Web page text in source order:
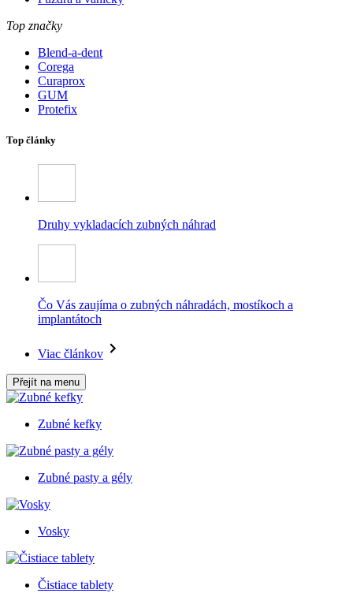
Top značky
Blend-a-dent
Corega
Curaprox
GUM
Protefix
Top články
Druhy vykladacích zubných náhrad
Čo Vás zaujíma o zubných náhradách, mostíkoch a
implantátoch
Viac článkov
Přejít na menu
Zubné kefky
Zubné pasty a gély
Vosky
Čistiace tablety